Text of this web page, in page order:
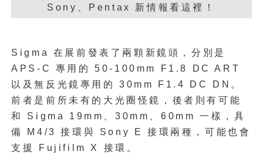
Sigma 在展前發表了兩顆新鏡頭，分別是
APS-C 專用的 50-100mm F1.8 DC ART
以及無反光鏡專用的 30mm F1.4 DC DN。
前者是前所未有的大光圈怪鏡，後者則有可能
和 Sigma 19mm、30mm、60mm 一樣，具
備 M4/3 接環與 Sony E 接環兩種，可能也會
支援 Fujifilm X 接環。